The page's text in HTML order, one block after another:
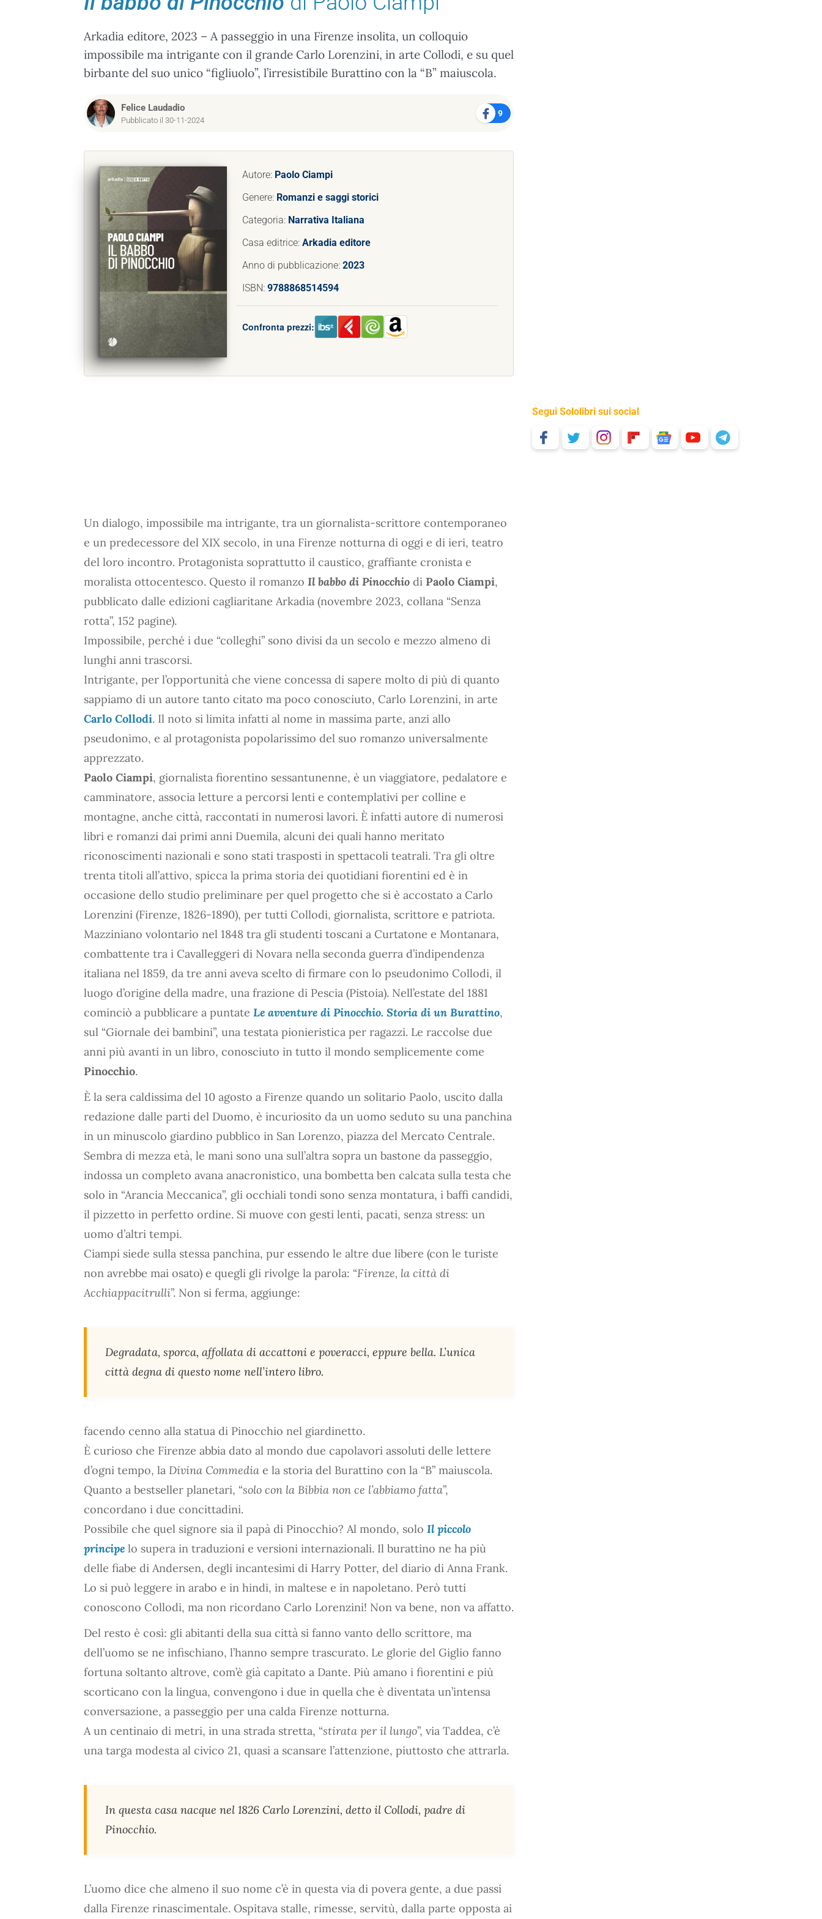
Arkadia editore, 2023 – A passeggio in una Firenze insolita, un colloquio
impossibile ma intrigante con il grande Carlo Lorenzini, in arte Collodi, e su quel
birbante del suo unico “figliuolo”, l’irresistibile Burattino con la “B” maiuscola.
Felice Laudadio
Pubblicato il 30-11-2024
9
Autore: Paolo Ciampi
Genere: Romanzi e saggi storici
Categoria: Narrativa Italiana
Casa editrice: Arkadia editore
Anno di pubblicazione: 2023
ISBN: 9788868514594
Confronta prezzi:
Un dialogo, impossibile ma intrigante, tra un giornalista-scrittore contemporaneo
e un predecessore del XIX secolo, in una Firenze notturna di oggi e di ieri, teatro
del loro incontro. Protagonista soprattutto il caustico, graffiante cronista e
moralista ottocentesco. Questo il romanzo Il babbo di Pinocchio di Paolo Ciampi,
pubblicato dalle edizioni cagliaritane Arkadia (novembre 2023, collana “Senza
rotta”, 152 pagine).
Impossibile, perché i due “colleghi” sono divisi da un secolo e mezzo almeno di
lunghi anni trascorsi.
Intrigante, per l’opportunità che viene concessa di sapere molto di più di quanto
sappiamo di un autore tanto citato ma poco conosciuto, Carlo Lorenzini, in arte
Carlo Collodi. Il noto si limita infatti al nome in massima parte, anzi allo
pseudonimo, e al protagonista popolarissimo del suo romanzo universalmente
apprezzato.
Paolo Ciampi, giornalista fiorentino sessantunenne, è un viaggiatore, pedalatore e
camminatore, associa letture a percorsi lenti e contemplativi per colline e
montagne, anche città, raccontati in numerosi lavori. È infatti autore di numerosi
libri e romanzi dai primi anni Duemila, alcuni dei quali hanno meritato
riconoscimenti nazionali e sono stati trasposti in spettacoli teatrali. Tra gli oltre
trenta titoli all’attivo, spicca la prima storia dei quotidiani fiorentini ed è in
occasione dello studio preliminare per quel progetto che si è accostato a Carlo
Lorenzini (Firenze, 1826-1890), per tutti Collodi, giornalista, scrittore e patriota.
Mazziniano volontario nel 1848 tra gli studenti toscani a Curtatone e Montanara,
combattente tra i Cavalleggeri di Novara nella seconda guerra d’indipendenza
italiana nel 1859, da tre anni aveva scelto di firmare con lo pseudonimo Collodi, il
luogo d’origine della madre, una frazione di Pescia (Pistoia). Nell’estate del 1881
cominciò a pubblicare a puntate Le avventure di Pinocchio. Storia di un Burattino,
sul “Giornale dei bambini”, una testata pionieristica per ragazzi. Le raccolse due
anni più avanti in un libro, conosciuto in tutto il mondo semplicemente come
Pinocchio.
È la sera caldissima del 10 agosto a Firenze quando un solitario Paolo, uscito dalla
redazione dalle parti del Duomo, è incuriosito da un uomo seduto su una panchina
in un minuscolo giardino pubblico in San Lorenzo, piazza del Mercato Centrale.
Sembra di mezza età, le mani sono una sull’altra sopra un bastone da passeggio,
indossa un completo avana anacronistico, una bombetta ben calcata sulla testa che
solo in “Arancia Meccanica”, gli occhiali tondi sono senza montatura, i baffi candidi,
il pizzetto in perfetto ordine. Si muove con gesti lenti, pacati, senza stress: un
uomo d’altri tempi.
Ciampi siede sulla stessa panchina, pur essendo le altre due libere (con le turiste
non avrebbe mai osato) e quegli gli rivolge la parola: “Firenze, la città di
Acchiappacitrulli”. Non si ferma, aggiunge:
Degradata, sporca, affollata di accattoni e poveracci, eppure bella. L’unica
città degna di questo nome nell’intero libro.
facendo cenno alla statua di Pinocchio nel giardinetto.
È curioso che Firenze abbia dato al mondo due capolavori assoluti delle lettere
d’ogni tempo, la Divina Commedia e la storia del Burattino con la “B” maiuscola.
Quanto a bestseller planetari, “solo con la Bibbia non ce l’abbiamo fatta”,
concordano i due concittadini.
Possibile che quel signore sia il papà di Pinocchio? Al mondo, solo Il piccolo
principe lo supera in traduzioni e versioni internazionali. Il burattino ne ha più
delle fiabe di Andersen, degli incantesimi di Harry Potter, del diario di Anna Frank.
Lo si può leggere in arabo e in hindi, in maltese e in napoletano. Però tutti
conoscono Collodi, ma non ricordano Carlo Lorenzini! Non va bene, non va affatto.
Del resto è così: gli abitanti della sua città si fanno vanto dello scrittore, ma
dell’uomo se ne infischiano, l’hanno sempre trascurato. Le glorie del Giglio fanno
fortuna soltanto altrove, com’è già capitato a Dante. Più amano i fiorentini e più
scorticano con la lingua, convengono i due in quella che è diventata un’intensa
conversazione, a passeggio per una calda Firenze notturna.
A un centinaio di metri, in una strada stretta, “stirata per il lungo”, via Taddea, c’è
una targa modesta al civico 21, quasi a scansare l’attenzione, piuttosto che attrarla.
In questa casa nacque nel 1826 Carlo Lorenzini, detto il Collodi, padre di
Pinocchio.
L’uomo dice che almeno il suo nome c’è in questa via di povera gente, a due passi
dalla Firenze rinascimentale. Ospitava stalle, rimesse, servitù, dalla parte opposta ai
Segui Sololibri sui social